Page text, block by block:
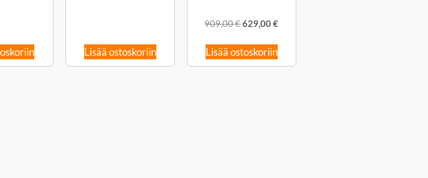
Lisää ostoskoriin
909,00€629,00€
Lisää ostoskoriin